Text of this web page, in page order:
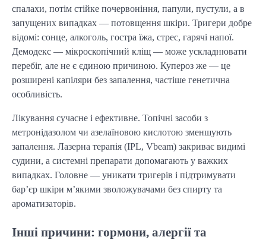
спалахи, потім стійке почервоніння, папули, пустули, а в
запущених випадках — потовщення шкіри. Тригери добре
відомі: сонце, алкоголь, гостра їжа, стрес, гарячі напої.
Демодекс — мікроскопічний кліщ — може ускладнювати
перебіг, але не є єдиною причиною. Купероз же — це
розширені капіляри без запалення, частіше генетична
особливість.
Лікування сучасне і ефективне. Топічні засоби з
метронідазолом чи азелаїновою кислотою зменшують
запалення. Лазерна терапія (IPL, Vbeam) закриває видимі
судини, а системні препарати допомагають у важких
випадках. Головне — уникати тригерів і підтримувати
бар’єр шкіри м’якими зволожувачами без спирту та
ароматизаторів.
Інші причини: гормони, алергії та